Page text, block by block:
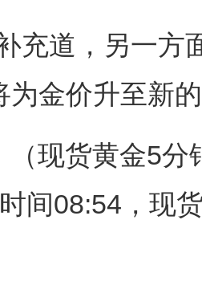
充道，另一方
为金价升至新
（现货黄金5
间08:54，现